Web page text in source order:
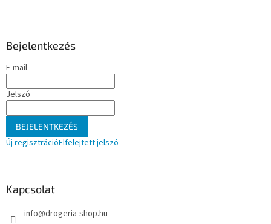
Bejelentkezés
E-mail
Jelszó
BEJELENTKEZÉS
Új regisztrációElfelejtett jelszó
Kapcsolat
info@drogeria-shop.hu